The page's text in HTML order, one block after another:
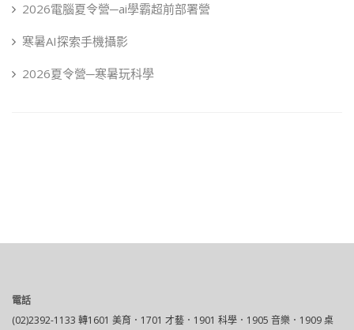
2026電腦夏令營─ai學霸超前部署營
寒暑AI探索手機攝影
2026夏令營─寒暑玩科學
電話
(02)2392-1133 轉1601 美育．1701 才藝．1901 科學．1905 音樂．1909 桌